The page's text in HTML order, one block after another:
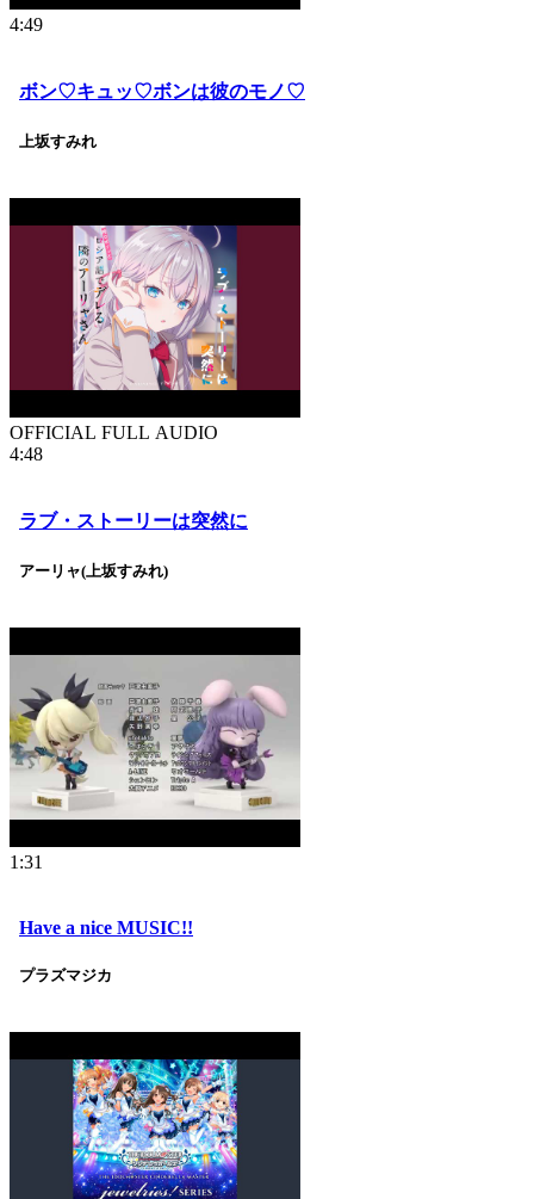
4:49
ボン♡キュッ♡ボンは彼のモノ♡
上坂すみれ
OFFICIAL FULL AUDIO
4:48
ラブ・ストーリーは突然に
アーリャ(上坂すみれ)
1:31
Have a nice MUSIC!!
プラズマジカ